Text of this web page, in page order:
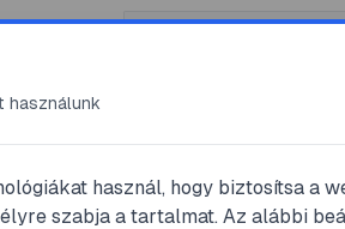
használunk
használ, hogy biztosítsa a
szabja a tartalmat. Az alábbi